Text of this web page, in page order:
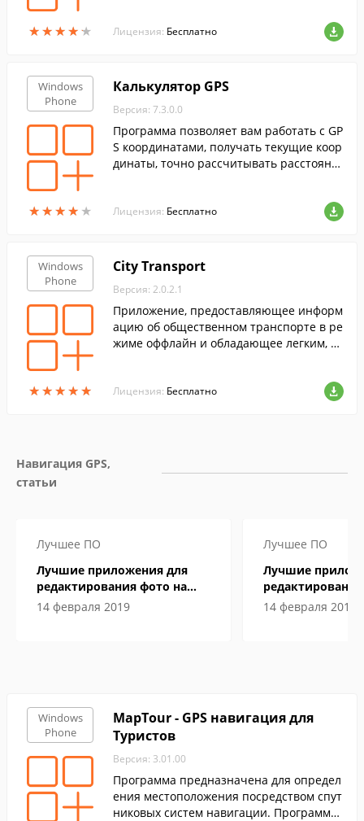
★★★★★
★★★★★ Лицензия: Бесплатно
Windows
Phone
★★★★ ★
★★★★ ★
Калькулятор GPS
Версия: 7.3.0.0
Программа позволяет вам работать с GP
S координатами, получать текущие коор
динаты, точно рассчитывать расстояни
ной модели геоида земли.
Лицензия: Бесплатно
Windows
Phone
★★★★★
★★★★★
City Transport
Версия: 2.0.2.1
Приложение, предоставляющее информ
ацию об общественном транспорте в ре
жиме оффлайн и обладающее легким, п
Лицензия: Бесплатно
Навигация GPS,
статьи
Лучшее ПО
Лучшие приложения для
редактирования фото на
Windows
14 февраля 2019
Лучшее ПО
Лучшие
Windows
14 февраля 2019
Windows
Phone
MapTour - GPS навигация для
Туристов
Версия: 3.01.00
Программа предназначена для определ
ения местоположения посредством спут
никовых систем навигации. Программа